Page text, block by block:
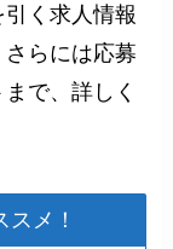
く求人情報
らには応募
で、詳しく
メ！